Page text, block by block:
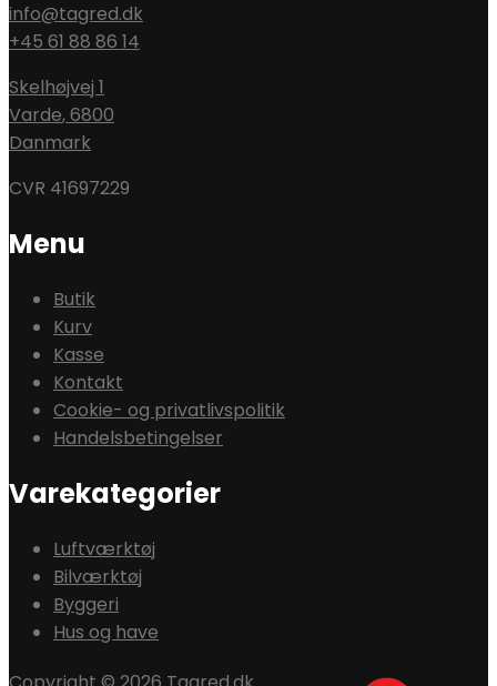
info@tagred.dk
+45 61 88 86 14
Skelhøjvej 1
Varde,6800
Danmark
CVR 41697229
Menu
Butik
Kurv
Kasse
Kontakt
Cookie- og privatlivspolitik
Handelsbetingelser
Varekategorier
Luftværktøj
Bilværktøj
Byggeri
Hus og have